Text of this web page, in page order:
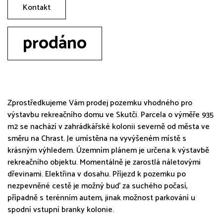
Kontakt
prodáno
Zprostředkujeme Vám prodej pozemku vhodného pro
výstavbu rekreačního domu ve Skutči. Parcela o výměře 935
m2 se nachází v zahrádkářské kolonii severně od města ve
směru na Chrast. Je umístěna na vyvýšeném místě s
krásným výhledem. Územním plánem je určena k výstavbě
rekreačního objektu. Momentálně je zarostlá náletovými
dřevinami. Elektřina v dosahu. Příjezd k pozemku po
nezpevněné cestě je možný buď za suchého počasí,
případně s terénním autem, jinak možnost parkování u
spodní vstupní branky kolonie.